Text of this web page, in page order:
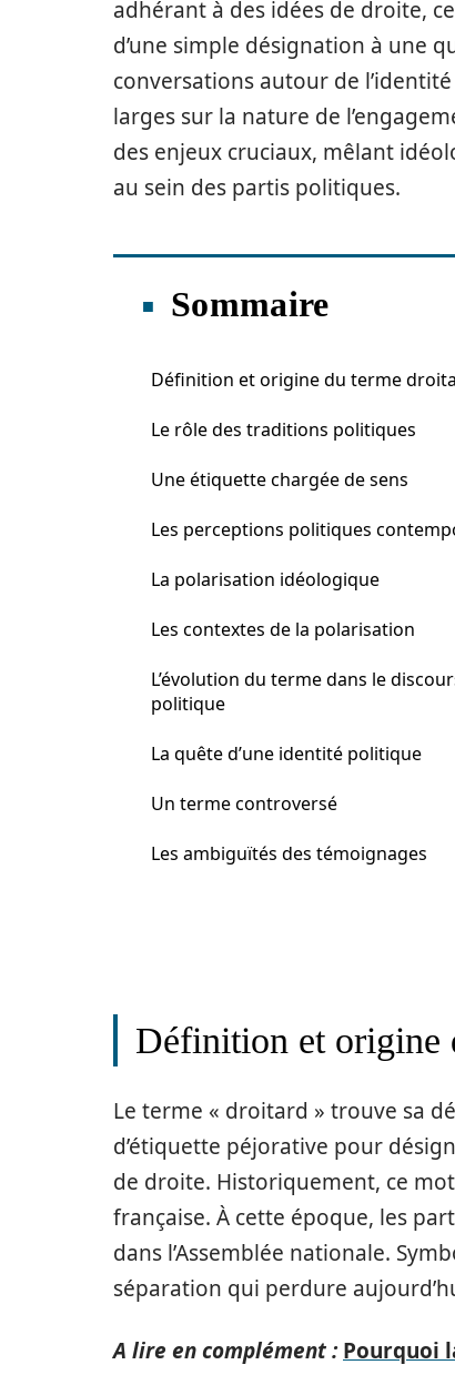
adhérant à des idées de droite,
d’une simple désignation à une
conversations autour de
larges sur la nature de
des enjeux cruciaux, mêlant
au sein des partis politiques.
Sommaire
Définition et origine du terme
Le rôle des traditions politiques
Une étiquette chargée de sens
Les perceptions politiques
La polarisation idéologique
Les contextes de la polarisation
L’évolution du terme dans le
politique
La quête d’une identité politique
Un terme controversé
Les ambiguïtés des témoignages
Définition et origine
Le terme « droitard » trouve sa
d’étiquette péjorative pour
de droite. Historiquement, ce
française. À cette époque, les
dans l’Assemblée nationale.
séparation qui perdure
A lire en complément : Pourquoi